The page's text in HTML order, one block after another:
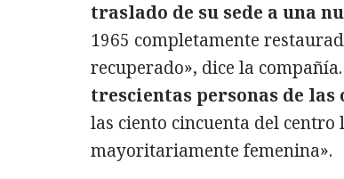
traslado de su sede a una
1965 completamente
recuperado», dice la
trescientas personas de
las ciento cincuenta del
mayoritariamente femenina».